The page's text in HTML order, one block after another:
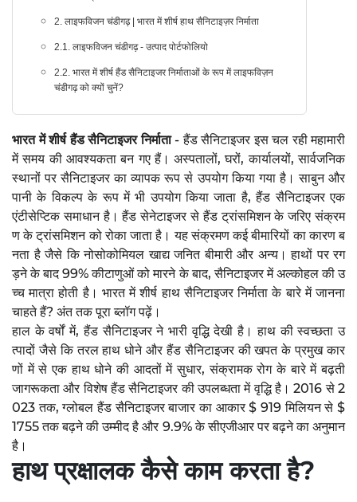
2. लाइफविजन चंडीगढ़ | भारत में शीर्ष हाथ सैनिटाइज़र निर्माता
2.1. लाइफविजन चंडीगढ़ - उत्पाद पोर्टफोलियो
2.2. भारत में शीर्ष हैंड सैनिटाइजर निर्माताओं के रूप में लाइफविज़न
चंडीगढ़ को क्यों चुनें?
भारत में शीर्ष हैंड सैनिटाइजर निर्माता- हैंड सैनिटाइजर इस चल रही महामारी
में समय की आवश्यकता बन गए हैं। अस्पतालों, घरों, कार्यालयों, सार्वजनिक
स्थानों पर सैनिटाइजर का व्यापक रूप से उपयोग किया गया है। साबुन और
पानी के विकल्प के रूप में भी उपयोग किया जाता है, हैंड सैनिटाइजर एक
एंटीसेप्टिक समाधान है। हैंड सेनेटाइजर से हैंड ट्रांसमिशन के जरिए संक्रम
ण के ट्रांसमिशन को रोका जाता है। यह संक्रमण कई बीमारियों का कारण ब
नता है जैसे कि नोसोकोमियल खाद्य जनित बीमारी और अन्य। हाथों पर रग
ड़ने के बाद 99% कीटाणुओं को मारने के बाद, सैनिटाइजर में अल्कोहल की उ
च्च मात्रा होती है। भारत में शीर्ष हाथ सैनिटाइजर निर्माता के बारे में जानना
चाहते हैं? अंत तक पूरा ब्लॉग पढ़ें।
हाल के वर्षों में, हैंड सैनिटाइजर ने भारी वृद्धि देखी है। हाथ की स्वच्छता उ
त्पादों जैसे कि तरल हाथ धोने और हैंड सैनिटाइजर की खपत के प्रमुख कार
णों में से एक हाथ धोने की आदतों में सुधार, संक्रामक रोग के बारे में बढ़ती
जागरूकता और विशेष हैंड सैनिटाइजर की उपलब्धता में वृद्धि है। 2016 से 2
023 तक, ग्लोबल हैंड सैनिटाइजर बाजार का आकार $ 919 मिलियन से $
1755 तक बढ़ने की उम्मीद है और 9.9% के सीएजीआर पर बढ़ने का अनुमान
है।
हाथ प्रक्षालककैसे काम करता है?